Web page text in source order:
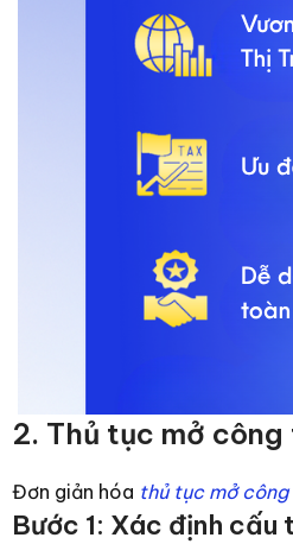
2. Thủ tục mở
Đơn giản hóa thủ tục mở
Bước 1: Xác định